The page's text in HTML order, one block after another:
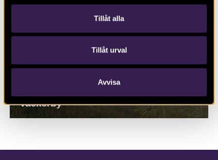
Tillåt alla
Tillåt urval
Avvisa
Vackerby